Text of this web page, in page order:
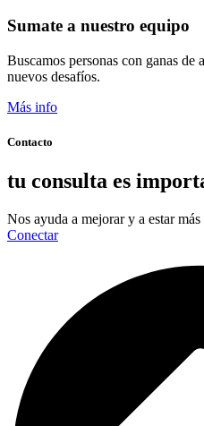
Sumate a nuestro equipo
Buscamos personas con ganas
nuevos desafíos.
Más info
Contacto
tu consulta es
Nos ayuda a mejorar y a estar
Conectar